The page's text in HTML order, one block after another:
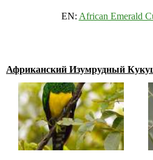
EN: African Emerald
Африканский Изумрудный